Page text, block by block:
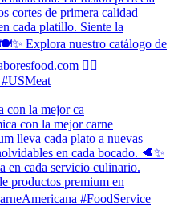
con la mejor ca